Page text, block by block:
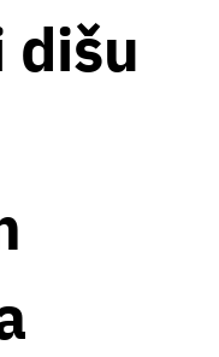
dišu